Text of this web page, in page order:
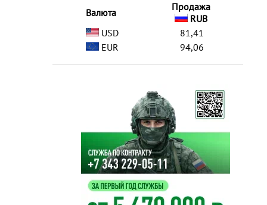
Валюта
Продажа
RUB
USD
81,41
EUR
94,06